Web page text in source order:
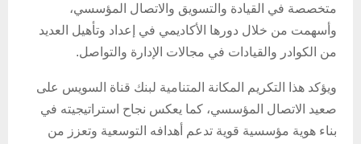
متخصصة في القيادة والتسويق والاتصال المؤسسي،
وأسهمت من خلال دورها الأكاديمي في إعداد وتأهيل العديد
من الكوادر والقيادات في مجالات الإدارة والتواصل.
​ويؤكد هذا التكريم المكانة المتنامية لبنك قناة السويس على
صعيد الاتصال المؤسسي، كما يعكس نجاح استراتيجيته في
بناء هوية مؤسسية قوية تدعم أهدافه التوسعية وتعزز من